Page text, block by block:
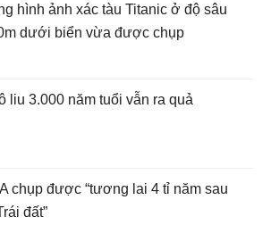
hình ảnh xác tàu Titanic ở độ sâu
dưới biển vừa được chụp
liu 3.000 năm tuổi vẫn ra quả
chụp được “tương lai 4 tỉ năm sau
đất”